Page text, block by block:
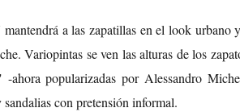
a las zapatillas en el look urbano
Variopintas se ven las alturas de los
popularizadas por Alessandro
con pretensión informal.